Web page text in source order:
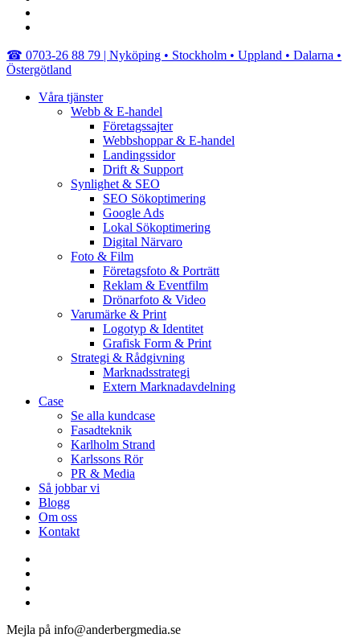
Close
Menu
☎︎ 0703-26 88 79 | Nyköping • Stockholm • Uppland • Dalarna •
Östergötland
Våra tjänster
Webb & E-handel
Företagssajter
Webbshoppar & E-handel
Landingssidor
Drift & Support
Synlighet & SEO
SEO Sökoptimering
Google Ads
Lokal Sökoptimering
Digital Närvaro
Foto & Film
Företagsfoto & Porträtt
Reklam & Eventfilm
Drönarfoto & Video
Varumärke & Print
Logotyp & Identitet
Grafisk Form & Print
Strategi & Rådgivning
Marknadsstrategi
Extern Marknadavdelning
Case
Se alla kundcase
Fasadteknik
Karlholm Strand
Karlssons Rör
PR & Media
Så jobbar vi
Blogg
Om oss
Kontakt
Mejla på info@anderbergmedia.se